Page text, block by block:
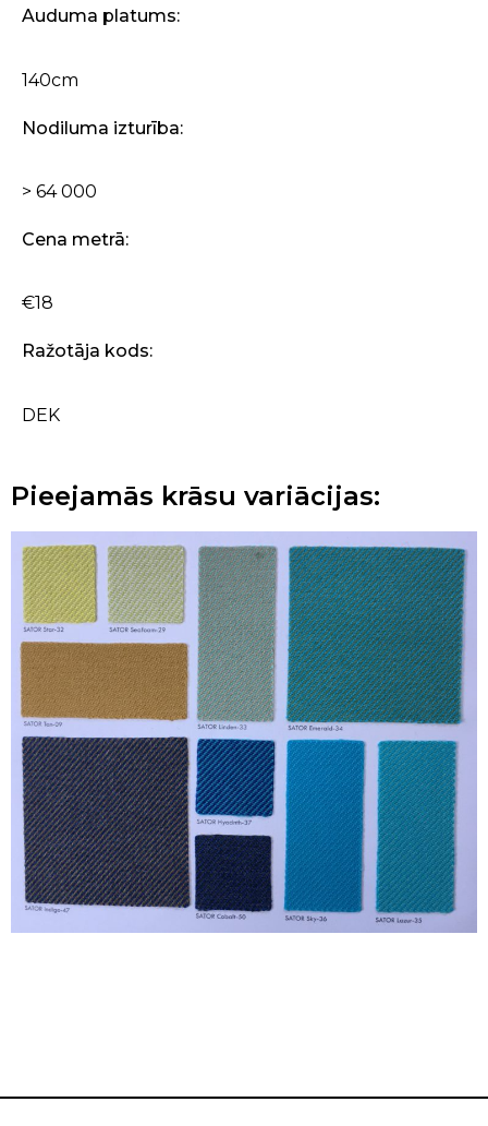
Pieejamās krāsu variācijas:
Auduma platums:
140cm
Nodiluma izturība:
> 64 000
Cena metrā:
€18
Ražotāja kods:
DEK